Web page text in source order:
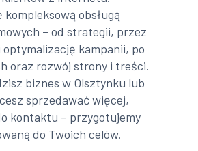
kompleksową obsługą
– od strategii, przez
kampanii, po
oraz rozwój strony i treści.
biznes w Olsztynku lub
sprzedawać więcej,
kontaktu – przygotujemy
do Twoich celów.